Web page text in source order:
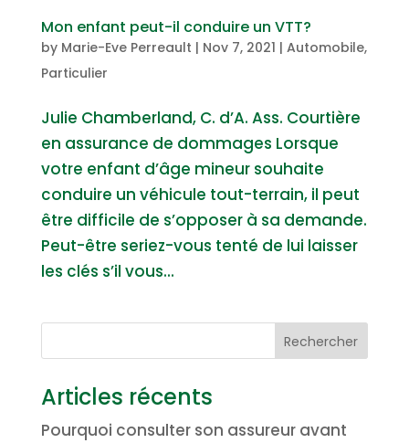
Mon enfant peut-il conduire un VTT?
by Marie-Eve Perreault | Nov 7, 2021 | Automobile,
Particulier
Julie Chamberland, C. d’A. Ass. Courtière
en assurance de dommages Lorsque
votre enfant d’âge mineur souhaite
conduire un véhicule tout-terrain, il peut
être difficile de s’opposer à sa demande.
Peut-être seriez-vous tenté de lui laisser
les clés s’il vous...
Articles récents
Pourquoi consulter son assureur avant